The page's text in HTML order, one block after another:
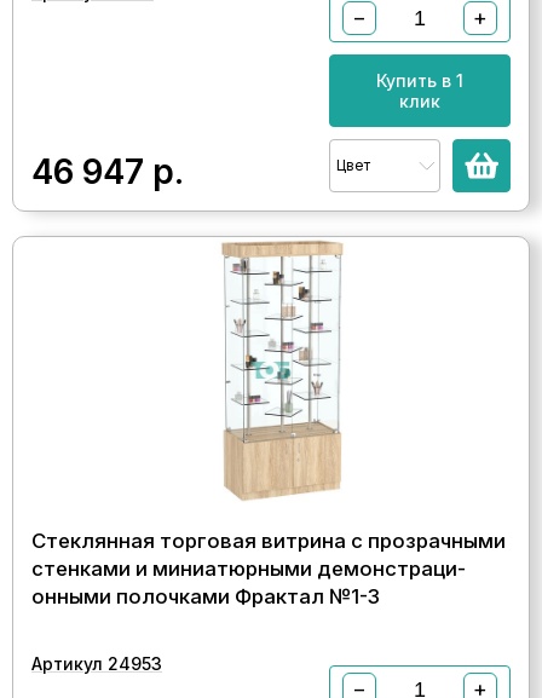
46 947 р.
− +
Купить в 1
клик
Цвет
Стеклянная торговая витрина с прозрачными
стенками и миниатюрными демонстраци-
онными полочками Фрактал №1-3
Артикул 24953
− +